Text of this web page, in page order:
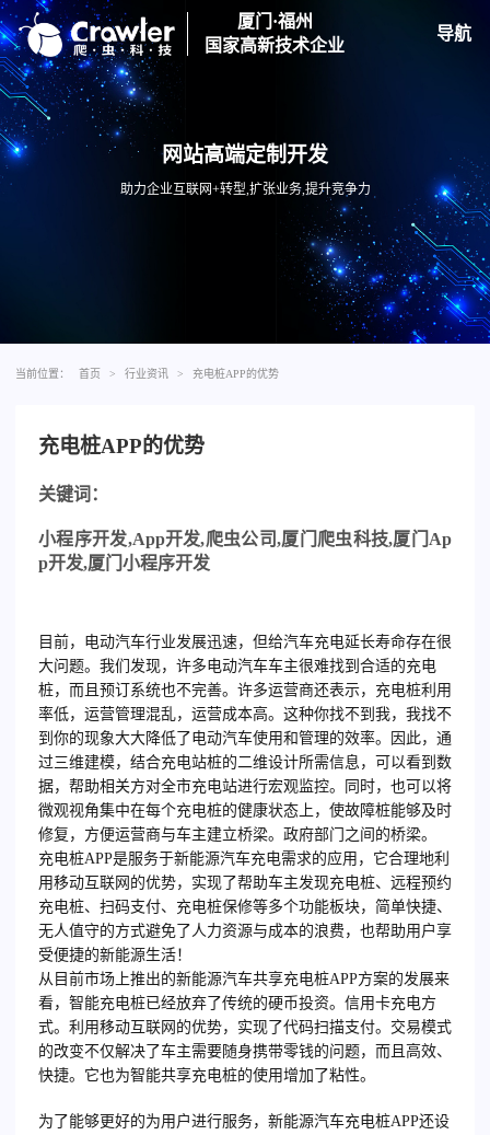
厦门·福州
国家高新技术企业
导航
网站高端定制开发
助力企业互联网+转型,扩张业务,提升竞争力
当前位置： 首页 > 行业资讯 > 充电桩APP的优势
充电桩APP的优势
关键词：
小程序开发,App开发,爬虫公司,厦门爬虫科技,厦门 Ap
p开发,厦门小程序开发
目前，电动汽车行业发展迅速，但给汽车充电延长寿命存在很
大问题。我们发现，许多电动汽车车主很难找到合适的充电
桩，而且预订系统也不完善。许多运营商还表示，充电桩利用
率低，运营管理混乱，运营成本高。这种你找不到我，我找不
到你的现象大大降低了电动汽车使用和管理的效率。因此，通
过三维建模，结合充电站桩的二维设计所需信息，可以看到数
据，帮助相关方对全市充电站进行宏观监控。同时，也可以将
微观视角集中在每个充电桩的健康状态上，使故障桩能够及时
修复，方便运营商与车主建立桥梁。政府部门之间的桥梁。
充电桩APP是服务于新能源汽车充电需求的应用，它合理地利
用移动互联网的优势，实现了帮助车主发现充电桩、远程预约
充电桩、扫码支付、充电桩保修等多个功能板块，简单快捷、
无人值守的方式避免了人力资源与成本的浪费，也帮助用户享
受便捷的新能源生活！
从目前市场上推出的新能源汽车共享充电桩APP方案的发展来
看，智能充电桩已经放弃了传统的硬币投资。信用卡充电方
式。利用移动互联网的优势，实现了代码扫描支付。交易模式
的改变不仅解决了车主需要随身携带零钱的问题，而且高效、
快捷。它也为智能共享充电桩的使用增加了粘性。
为了能够更好的为用户进行服务，新能源汽车充电桩APP还设